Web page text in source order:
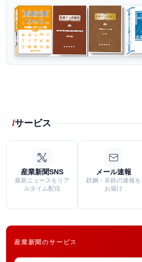
サービス
産業新聞SNS
最新ニュースをリア
ルタイム配信
メール速報
鉄鋼・非鉄の速報を
お届け
産業新聞のサービス